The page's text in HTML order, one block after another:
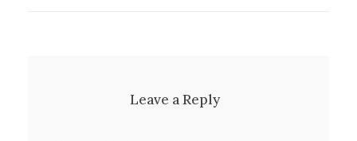
Leave a Reply